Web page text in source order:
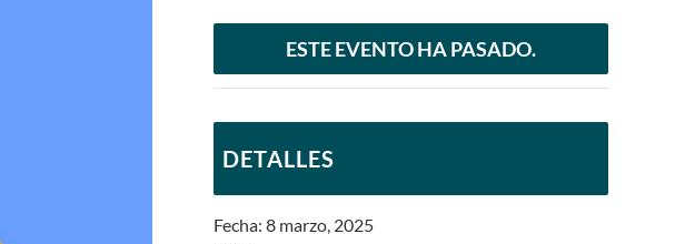
ESTE EVENTO HA PASADO.
DETALLES
Fecha: 8 marzo, 2025